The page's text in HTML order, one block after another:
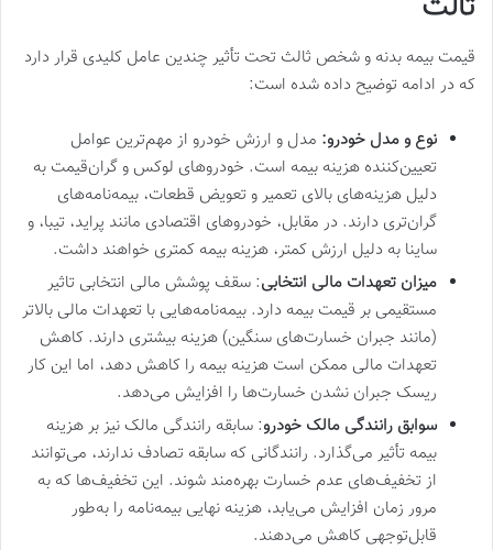
قیمت بیمه بدنه و شخص ثالث تحت تأثیر چندین عامل کلیدی قرار دارد
که در ادامه توضیح داده شده است:
نوع و مدل خودرو: مدل و ارزش خودرو از مهم‌ترین عوامل
تعیین‌کننده هزینه بیمه است. خودروهای لوکس و گران‌قیمت به
دلیل هزینه‌های بالای تعمیر و تعویض قطعات، بیمه‌نامه‌های
گران‌تری دارند. در مقابل، خودروهای اقتصادی مانند پراید، تیبا، و
ساینا به دلیل ارزش کمتر، هزینه بیمه کمتری خواهند داشت.
میزان تعهدات مالی انتخابی: سقف پوشش مالی انتخابی تاثیر
مستقیمی بر قیمت بیمه دارد. بیمه‌نامه‌هایی با تعهدات مالی بالاتر
(مانند جبران خسارت‌های سنگین) هزینه بیشتری دارند. کاهش
تعهدات مالی ممکن است هزینه بیمه را کاهش دهد، اما این کار
ریسک جبران نشدن خسارت‌ها را افزایش می‌دهد.
سوابق رانندگی مالک خودرو: سابقه رانندگی مالک نیز بر هزینه
بیمه تأثیر می‌گذارد. رانندگانی که سابقه تصادف ندارند، می‌توانند
از تخفیف‌های عدم خسارت بهره‌مند شوند. این تخفیف‌ها که به
مرور زمان افزایش می‌یابد، هزینه نهایی بیمه‌نامه را به‌طور
قابل‌توجهی کاهش می‌دهند.